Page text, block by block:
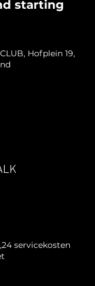
starting
Hofplein 19,
servicekosten